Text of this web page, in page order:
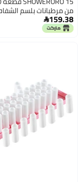
من مرطبانات بلسم
المصقولة بأغطية لولبية،
مرطبات بحجم السفر قابلة
159.38